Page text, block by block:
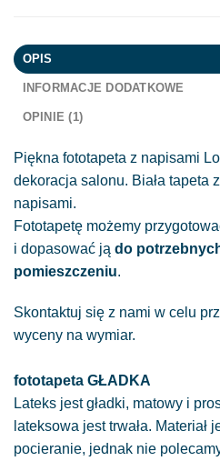
OPIS
INFORMACJE DODATKOWE
OPINIE (1)
Piękna fototapeta z napisami
dekoracja salonu. Biała tapeta
napisami.
Fototapetę możemy
i dopasować ją do
pomieszczeniu.
Skontaktuj się z nami w celu
wyceny na wymiar.
fototapeta GŁADKA
Lateks jest gładki, matowy i
lateksowa jest trwała. Materiał
pocieranie, jednak nie